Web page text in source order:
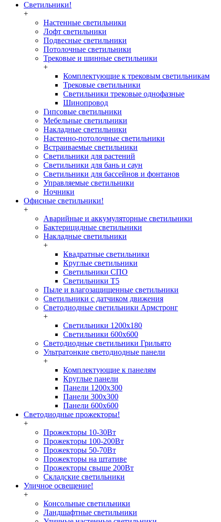
Светильники!
+
Настенные светильники
Лофт светильники
Подвесные светильники
Потолочные светильники
Трековые и шинные светильники
+
Комплектующие к трековым светильникам
Трековые светильники
Светильники трековые однофазные
Шинопровод
Гипсовые светильники
Мебельные светильники
Накладные светильники
Настенно-потолочные светильники
Встраиваемые светильники
Светильники для растений
Светильники для бань и саун
Светильники для бассейнов и фонтанов
Управляемые светильники
Ночники
Офисные светильники!
+
Аварийные и аккумуляторные светильники
Бактерицидные светильники
Накладные светильники
+
Квадратные светильники
Круглые светильники
Светильники СПО
Светильники Т5
Пыле и влагозащищенные светильники
Светильники с датчиком движения
Светодиодные светильники Армстронг
+
Светильники 1200х180
Светильники 600х600
Светодиодные светильники Грильято
Ультратонкие светодиодные панели
+
Комплектующие к панелям
Круглые панели
Панели 1200х300
Панели 300х300
Панели 600х600
Светодиодные прожекторы!
+
Прожекторы 10-30Вт
Прожекторы 100-200Вт
Прожекторы 50-70Вт
Прожекторы на штативе
Прожекторы свыше 200Вт
Складские светильники
Уличное освещение!
+
Консольные светильники
Ландшафтные светильники